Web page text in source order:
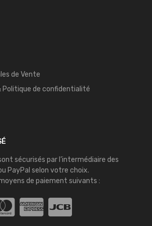
de Vente
Politique de confidentialité
sécurisés par l’intermédiaire des
PayPal selon votre choix.
de paiement suivants :